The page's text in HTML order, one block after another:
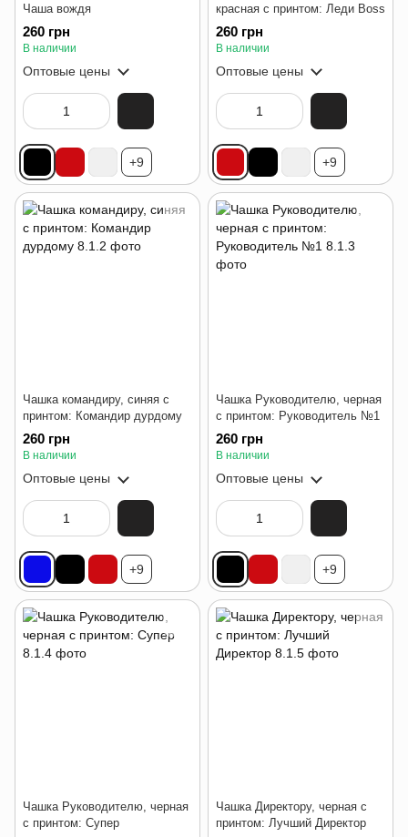
Чаша вождя
260 грн
В наличии
Оптовые цены
+9
красная с принтом: Леди Boss
260 грн
В наличии
Оптовые цены
+9
Чашка командиру, синяя с
принтом: Командир дурдому
260 грн
В наличии
Оптовые цены
+9
Чашка Руководителю, черная
с принтом: Руководитель №1
260 грн
В наличии
Оптовые цены
+9
Чашка Руководителю, черная
с принтом: Супер
Чашка Директору, черная с
принтом: Лучший Директор